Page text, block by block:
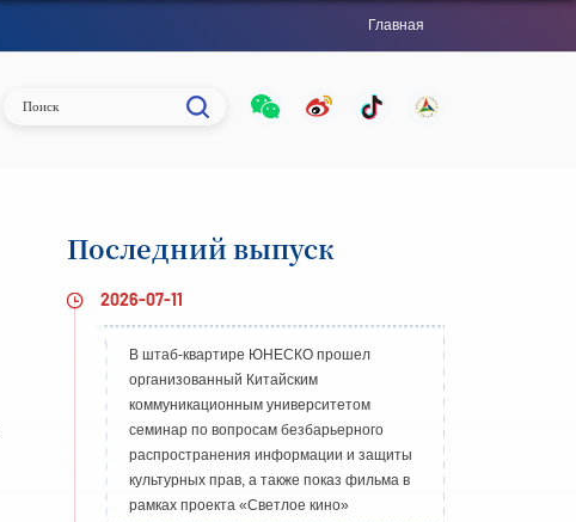
Главная
Последний выпуск
2026-07-11
В штаб-квартире ЮНЕСКО прошел
организованный Китайским
коммуникационным университетом
семинар по вопросам безбарьерного
распространения информации и защиты
культурных прав, а также показ фильма в
рамках проекта «Светлое кино»